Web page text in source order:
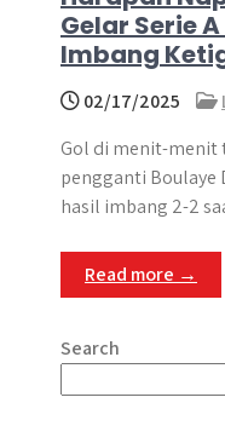
Gelar Serie
Imbang
02/17/2025
Gol di menit-menit
pengganti Boulaye
hasil imbang 2-2
Read more →
Search